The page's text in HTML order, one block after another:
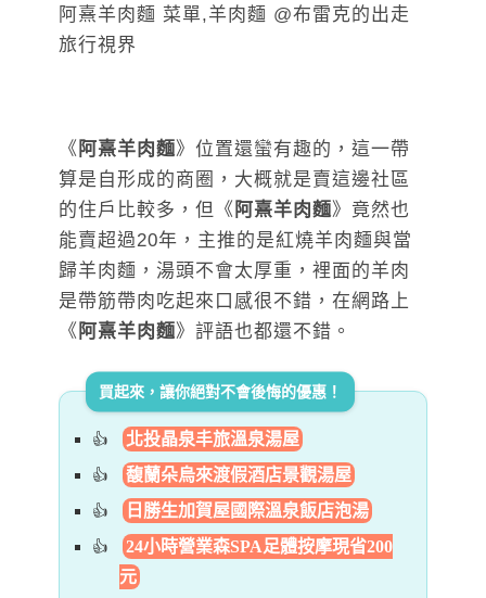
《 阿熹羊肉麵》位置還蠻有趣的，這一帶
算是自形成的商圈，大概就是賣這邊社區
的住戶比較多，但《 阿熹羊肉麵》竟然也
能賣超過20年，主推的是紅燒羊肉麵與當
歸羊肉麵，湯頭不會太厚重，裡面的羊肉
是帶筋帶肉吃起來口感很不錯，在網路上
《 阿熹羊肉麵》評語也都還不錯。
買起來，讓你絕對不會後悔的優惠！
北投晶泉丰旅溫泉湯屋
馥蘭朵烏來渡假酒店景觀湯屋
日勝生加賀屋國際溫泉飯店泡湯
24小時營業森SPA足體按摩現省200
元